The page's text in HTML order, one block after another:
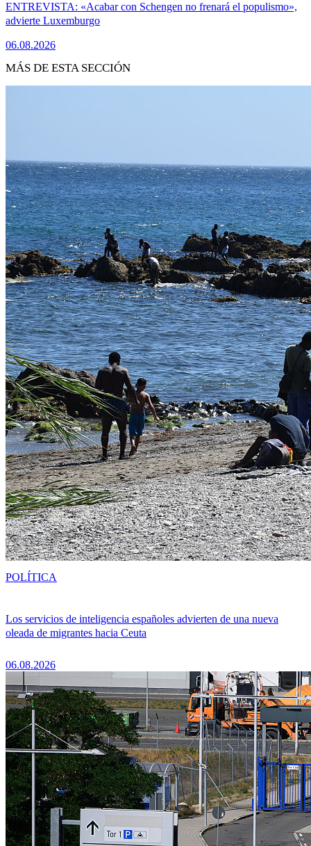
ENTREVISTA: «Acabar con Schengen no frenará el populismo»,
advierte Luxemburgo
06.08.2026
MÁS DE ESTA SECCIÓN
Los servicios de inteligencia españoles advierten de una nueva
oleada de migrantes hacia Ceuta
06.08.2026
POLÍTICA